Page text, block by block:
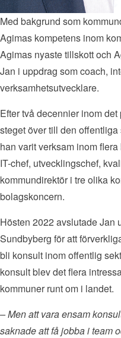
Med bakgrund som
Agimas kompetens inom
Agimas nyaste tillskott och
Jan i uppdrag som coach,
verksamhetsutvecklare.
Efter två decennier inom
steget över till den
han varit verksam inom
IT-chef, utvecklingschef,
kommundirektör i tre olika
bolagskoncern.
Hösten 2022 avslutade Jan
Sundbyberg för att
bli konsult inom offentlig
konsult blev det flera
kommuner runt om i landet.
– Men att vara ensam
saknade att få jobba i team